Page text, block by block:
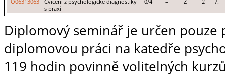
O06313063
Cvičení z psychologické diagnostiky
s praxí
0/4 – Z 2 7.
Diplomový seminář je určen pouze
diplomovou práci na katedře
119 hodin povinně volitelných